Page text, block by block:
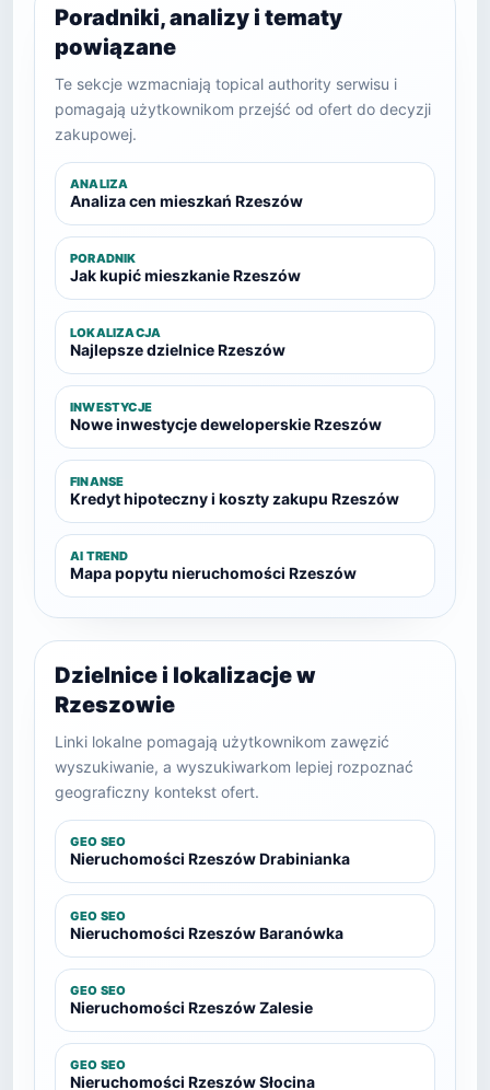
Poradniki, analizy i tematy
powiązane
Te sekcje wzmacniają topical authority serwisu i
pomagają użytkownikom przejść od ofert do decyzji
zakupowej.
ANALIZA
Analiza cen mieszkań Rzeszów
PORADNIK
Jak kupić mieszkanie Rzeszów
LOKALIZACJA
Najlepsze dzielnice Rzeszów
INWESTYCJE
Nowe inwestycje deweloperskie Rzeszów
FINANSE
Kredyt hipoteczny i koszty zakupu Rzeszów
AI TREND
Mapa popytu nieruchomości Rzeszów
Dzielnice i lokalizacje w
Rzeszowie
Linki lokalne pomagają użytkownikom zawęzić
wyszukiwanie, a wyszukiwarkom lepiej rozpoznać
geograficzny kontekst ofert.
GEO SEO
Nieruchomości Rzeszów Drabinianka
GEO SEO
Nieruchomości Rzeszów Baranówka
GEO SEO
Nieruchomości Rzeszów Zalesie
GEO SEO
Nieruchomości Rzeszów Słocina